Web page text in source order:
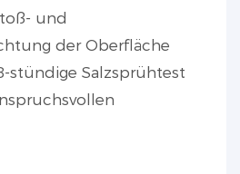
und
der Oberfläche
stündige Salzsprühtest